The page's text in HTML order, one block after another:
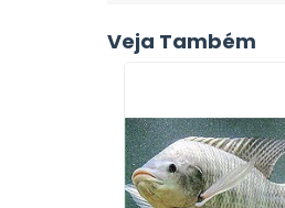
Veja Também